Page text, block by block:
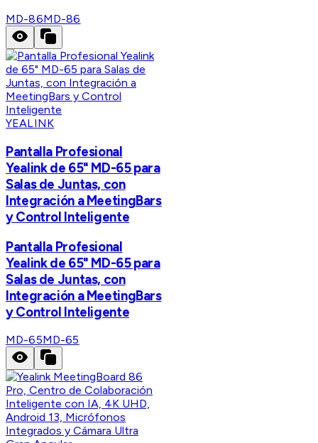
MD-86MD-86
YEALINK
Pantalla Profesional
Yealink de 65" MD-65 para
Salas de Juntas, con
Integración a MeetingBars
y Control Inteligente
Pantalla Profesional
Yealink de 65" MD-65 para
Salas de Juntas, con
Integración a MeetingBars
y Control Inteligente
MD-65MD-65